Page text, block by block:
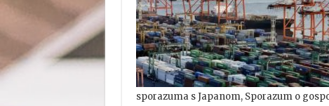
sporazuma s Japanom, Sporazum o